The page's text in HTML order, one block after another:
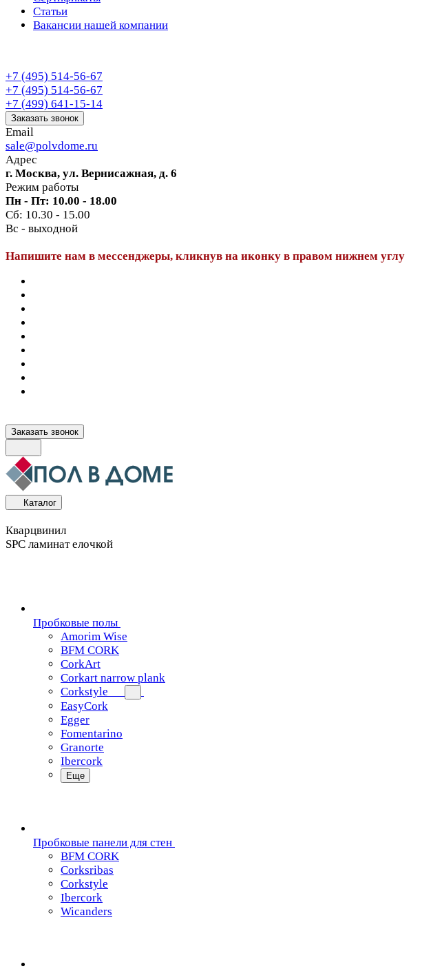
Статьи
Вакансии нашей компании
+7 (495) 514-56-67
+7 (495) 514-56-67
+7 (499) 641-15-14
Заказать звонок
Email
sale@polvdome.ru
Адрес
г. Москва, ул. Вернисажная, д. 6
Режим работы
Пн - Пт: 10.00 - 18.00
Сб: 10.30 - 15.00
Вс - выходной
Напишите нам в мессенджеры, кликнув на иконку в правом нижнем углу
Заказать звонок
Каталог
Кварцвинил
SPC ламинат елочкой
Пробковые полы
Amorim Wise
BFM CORK
CorkArt
Corkart narrow plank
Corkstyle
EasyCork
Egger
Fomentarino
Granorte
Ibercork
Еще
Пробковые панели для стен
BFM CORK
Corksribas
Corkstyle
Ibercork
Wicanders